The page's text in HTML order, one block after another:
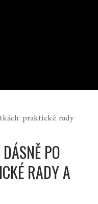
praktické rady
PO
RADY A